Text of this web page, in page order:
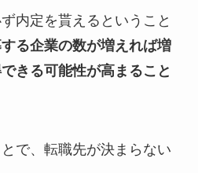
内定を貰えるということ
る企業の数が増えれば増
きる可能性が高まること
で、転職先が決まらない